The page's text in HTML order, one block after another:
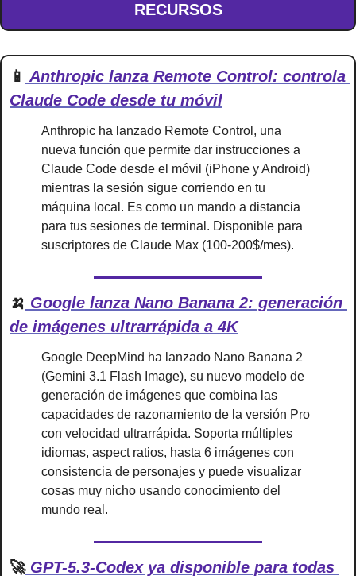
RECURSOS
📱 Anthropic lanza Remote Control: controla
Claude Code desde tu móvil
Anthropic ha lanzado Remote Control, una
nueva función que permite dar instrucciones a
Claude Code desde el móvil (iPhone y Android)
mientras la sesión sigue corriendo en tu
máquina local. Es como un mando a distancia
para tus sesiones de terminal. Disponible para
suscriptores de Claude Max (100-200$/mes).
🍌 Google lanza Nano Banana 2: generación
de imágenes ultrarrápida a 4K
Google DeepMind ha lanzado Nano Banana 2
(Gemini 3.1 Flash Image), su nuevo modelo de
generación de imágenes que combina las
capacidades de razonamiento de la versión Pro
con velocidad ultrarrápida. Soporta múltiples
idiomas, aspect ratios, hasta 6 imágenes con
consistencia de personajes y puede visualizar
cosas muy nicho usando conocimiento del
mundo real.
🚀 GPT-5.3-Codex ya disponible para todas